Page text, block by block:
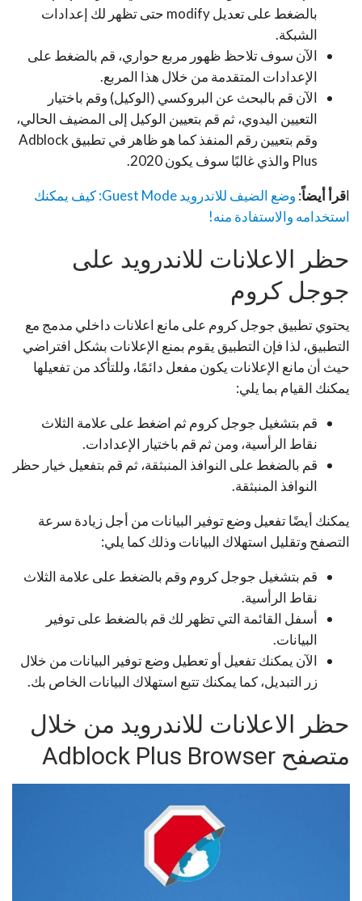
بالضغط على تعديل modify حتى تظهر لك إعدادات
الشبكة.
الآن سوف تلاحظ ظهور مربع حواري، قم بالضغط على
الإعدادات المتقدمة من خلال هذا المربع.
الآن قم بالبحث عن البروكسي (الوكيل) وقم باختيار
التعيين اليدوي، ثم قم بتعيين الوكيل إلى المضيف الحالي،
وقم بتعيين رقم المنفذ كما هو ظاهر في تطبيق Adblock
Plus والذي غالبًا سوف يكون 2020.
اقرأ أيضاً:
وضع الضيف للاندرويد Guest Mode: كيف يمكنك
استخدامه والاستفادة منه!
حظر الاعلانات للاندرويد على
جوجل كروم
يحتوي تطبيق جوجل كروم على مانع اعلانات داخلي مدمج مع
التطبيق، لذا فإن التطبيق يقوم بمنع الإعلانات بشكل افتراضي
حيث أن مانع الإعلانات يكون مفعل دائمًا، وللتأكد من تفعيلها
يمكنك القيام بما يلي:
قم بتشغيل جوجل كروم ثم اضغط على علامة الثلاث
نقاط الرأسية، ومن ثم قم باختيار الإعدادات.
قم بالضغط على النوافذ المنبثقة، ثم قم بتفعيل خيار حظر
النوافذ المنبثقة.
يمكنك أيضًا تفعيل وضع توفير البيانات من أجل زيادة سرعة
التصفح وتقليل استهلاك البيانات وذلك كما يلي:
قم بتشغيل جوجل كروم وقم بالضغط على علامة الثلاث
نقاط الرأسية.
أسفل القائمة التي تظهر لك قم بالضغط على توفير
البيانات.
الآن يمكنك تفعيل أو تعطيل وضع توفير البيانات من خلال
زر التبديل، كما يمكنك تتبع استهلاك البيانات الخاص بك.
حظر الاعلانات للاندرويد من خلال
متصفح Adblock Plus Browser